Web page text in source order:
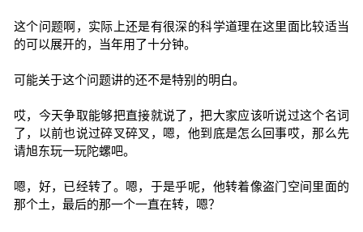
这个问题啊，实际上还是有很深的科学道理在这里面比较适当
的可以展开的，当年用了十分钟。
可能关于这个问题讲的还不是特别的明白。
哎，今天争取能够把直接就说了，把大家应该听说过这个名词
了，以前也说过碎叉碎叉，嗯，他到底是怎么回事哎，那么先
请旭东玩一玩陀螺吧。
嗯，好，已经转了。嗯，于是乎呢，他转着像盗门空间里面的
那个土，最后的那一个一直在转，嗯？